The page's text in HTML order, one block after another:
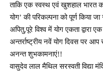
ताकि एक स्वस्थ एवं खुशहाल भारत
योग’ की परिकल्पना को पूर्ण किया
अपितु,पूरे विश्व में योग एकता द्वारा
अन्तर्राष्ट्रीय नवें योग दिवस पर
अनन्त शुभकामनाएं!!
वासुदेव लाल मैथिल सरस्वती विद्या